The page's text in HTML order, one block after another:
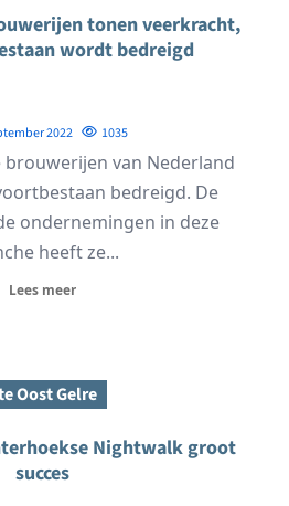
tonen veerkracht,
wordt bedreigd
2022 1035
van Nederland
bedreigd. De
ondernemingen in deze
heeft ze...
Lees meer
Oost Gelre
Nightwalk groot
succes